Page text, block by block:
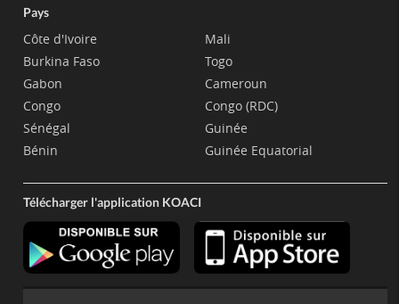
Pays
Côte d'Ivoire
Burkina Faso
Gabon
Congo
Sénégal
Bénin
Mali
Togo
Cameroun
Congo (RDC)
Guinée
Guinée Equatorial
Télécharger l'application KOACI